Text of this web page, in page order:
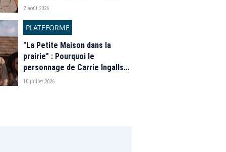
faut savoir sur la saison 21 du
2 août 2026
PLATEFORME
"La Petite Maison dans la
prairie" : Pourquoi le
personnage de Carrie Ingalls
est absente de la nouvelle
10 juillet 2026